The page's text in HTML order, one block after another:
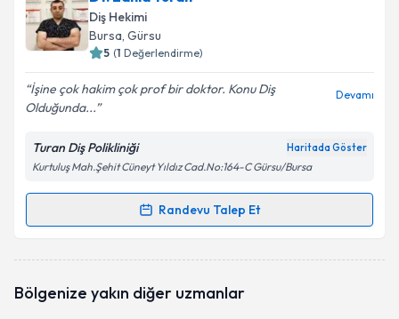
Takvim Talebini Gönder
oluşturun. Size bu uzmandan randevu almanız için bir
takvim hazırlandığında e-posta ile bilgilendireceğiz.
Kişisel verilerimin işlenmesine ilişkin
Aydınlatma
Metni'ni okudum ve kişisel verilerimin belirtilen
kapsamda işlenmesini kabul ediyorum.
Diş Hekimi
Bursa, Gürsu
5 (1 Değerlendirme)
İşine çok hakim çok prof bir doktor. Konu Diş
Olduğunda...
Devamı
Turan Diş Polikliniği Haritada Göster
Kurtuluş Mah.Şehit Cüneyt Yıldız Cad.No:164-C Gürsu/Bursa
Randevu Talep Et
Randevu Takvimi Talebi
Size bu uzmandan randevu almanız için bir takvim
Bölgenize yakın diğer uzmanlar